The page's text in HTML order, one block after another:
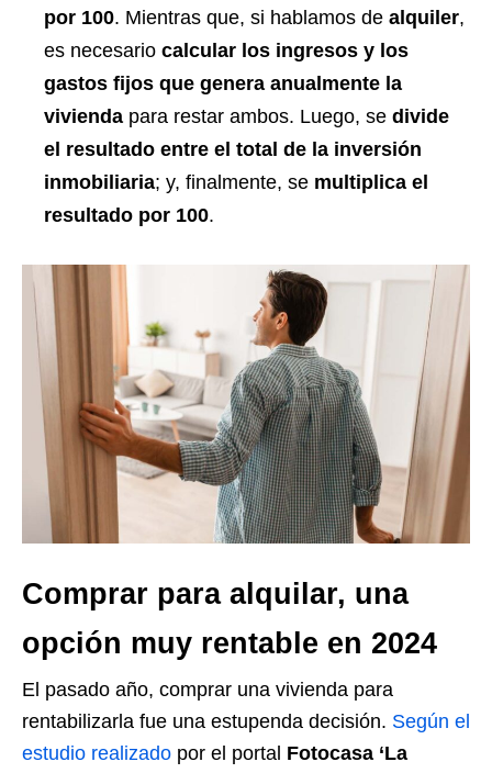
por 100. Mientras que, si hablamos de alquiler,
es necesario calcular los ingresos y los
gastos fijos que genera anualmente la
vivienda para restar ambos. Luego, se divide
el resultado entre el total de la inversión
inmobiliaria; y, finalmente, se multiplica el
resultado por 100.
Comprar para alquilar, una
opción muy rentable en 2024
El pasado año, comprar una vivienda para
rentabilizarla fue una estupenda decisión. Según el
estudio realizado por el portal Fotocasa ‘La